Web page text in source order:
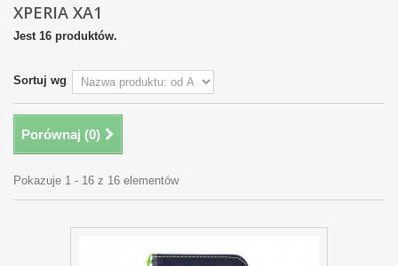
XPERIA XA1
Jest 16 produktów.
Sortuj wg
Porównaj (0)
Pokazuje 1 - 16 z 16 elementów